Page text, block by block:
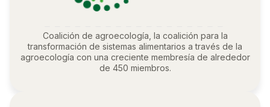
Coalición de agroecología, la coalición para la
transformación de sistemas alimentarios a través de la
agroecología con una creciente membresía de alrededor
de 450 miembros.